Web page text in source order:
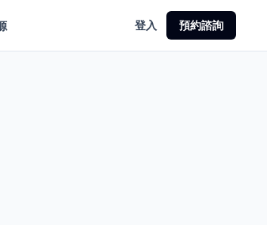
登入 預約諮詢